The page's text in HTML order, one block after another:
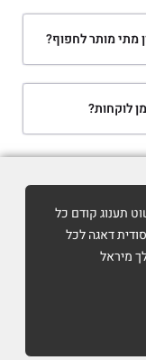
מתי מותר לחפוף?
לוקחות?
תענוג קודם כל
דאגה לכל
מיראל